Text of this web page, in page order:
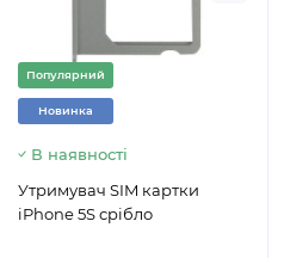
Популярний
Новинка
В наявності
Утримувач SIM картки
iPhone 5S срібло